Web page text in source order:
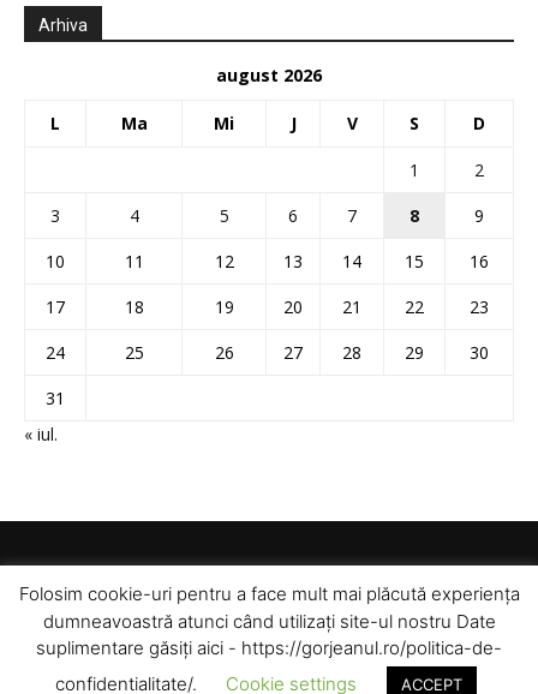
Arhiva
august 2026
L Ma Mi J V S D
1
2
3
4 5 6 7 8
9
10
11 12 13 14 15
16
17
18 19 20 21 22
23
24
25 26 27 28 29
30
31
« iul.
Folosim cookie-uri pentru a face mult mai plăcută experiența
dumneavoastră atunci când utilizați site-ul nostru Date
suplimentare găsiți aici - https://gorjeanul.ro/politica-de-
confidentialitate/.
Cookie settings ACCEPT